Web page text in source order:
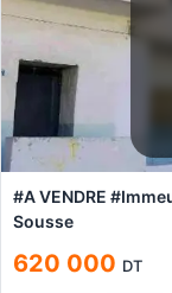
#A VENDRE
Sousse
620 000 DT